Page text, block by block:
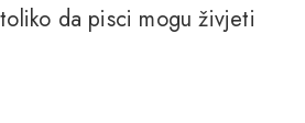
da pisci mogu živjeti